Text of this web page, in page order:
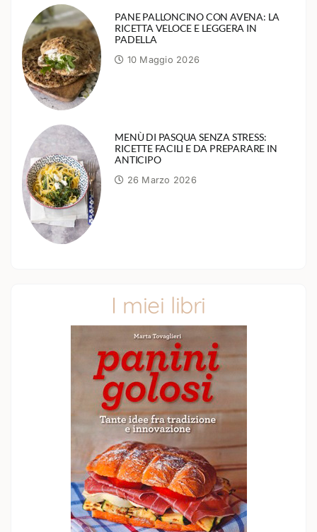
PANE PALLONCINO CON AVENA: LA
RICETTA VELOCE E LEGGERA IN
PADELLA
10 Maggio 2026
MENÙ DI PASQUA SENZA STRESS:
RICETTE FACILI E DA PREPARARE IN
ANTICIPO
26 Marzo 2026
I miei libri